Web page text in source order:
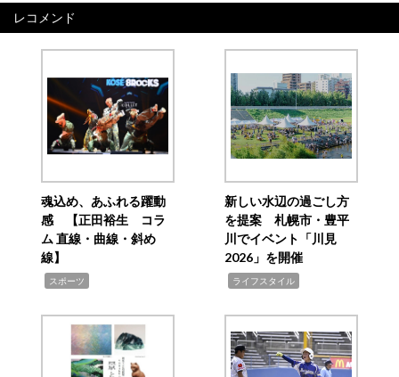
レコメンド
魂込め、あふれる躍動
感 【正田裕生 コラ
ム 直線・曲線・斜め
線】
スポーツ
新しい水辺の過ごし方
を提案 札幌市・豊平
川でイベント「川見
2026」を開催
ライフスタイル